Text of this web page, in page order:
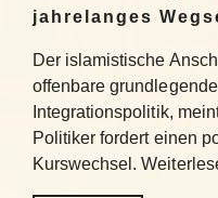
jahrelanges
Der islamistische
offenbare
Integrationspolitik,
Politiker fordert einen
Kurswechsel.